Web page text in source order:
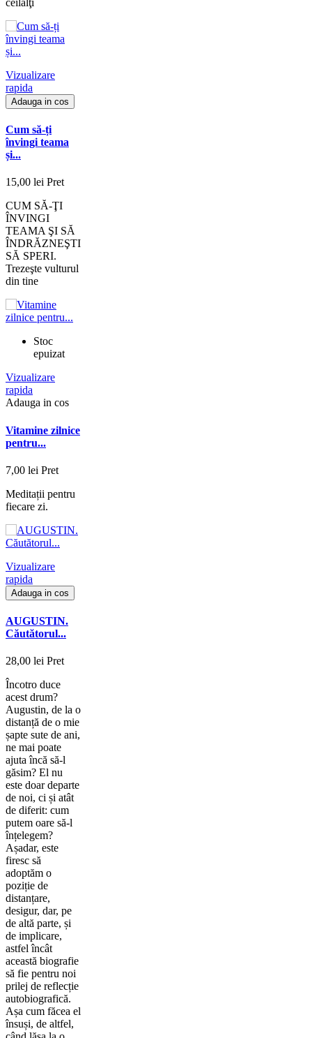
Vizualizare
rapida
Adauga in cos
Cum să-ți
învingi teama
și...
15,00 lei Pret
CUM SĂ-ŢI
ÎNVINGI
TEAMA ŞI SĂ
ÎNDRĂZNEŞTI
SĂ SPERI.
Trezeşte vulturul
din tine
Stoc
epuizat
Vizualizare
rapida
Adauga in cos
Vitamine zilnice
pentru...
7,00 lei Pret
Meditații pentru
fiecare zi.
Vizualizare
rapida
Adauga in cos
AUGUSTIN.
Căutătorul...
28,00 lei Pret
Încotro duce
acest drum?
Augustin, de la o
distanță de o mie
șapte sute de ani,
ne mai poate
ajuta încă să-l
găsim? El nu
este doar departe
de noi, ci și atât
de diferit: cum
putem oare să-l
înțelegem?
Așadar, este
firesc să
adoptăm o
poziție de
distanțare,
desigur, dar, pe
de altă parte, și
de implicare,
astfel încât
această biografie
să fie pentru noi
prilej de reflecție
autobiografică.
Așa cum făcea el
însuși, de altfel,